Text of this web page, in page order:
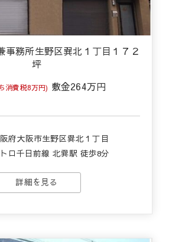
務所生野区巽北１丁目１７２
坪
消費税8万円) 敷金264万円
府大阪市生野区巽北１丁目
ロ千日前線 北巽駅 徒歩8分
詳細を見る